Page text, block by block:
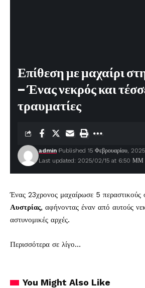
Επίθεση με μαχαίρι
– Ένας νεκρός και
τραυματίες
Last updated: 2025/02/15 at 6:50 ΜΜ
admin Published 15 Φεβρουαρίου, 2025
Ένας 23χρονος μαχαίρωσε 5 περαστικούς
Αυστρίας, αφήνοντας έναν από αυτούς
αστυνομικές αρχές.
Περισσότερα σε λίγο…
You Might Also Like